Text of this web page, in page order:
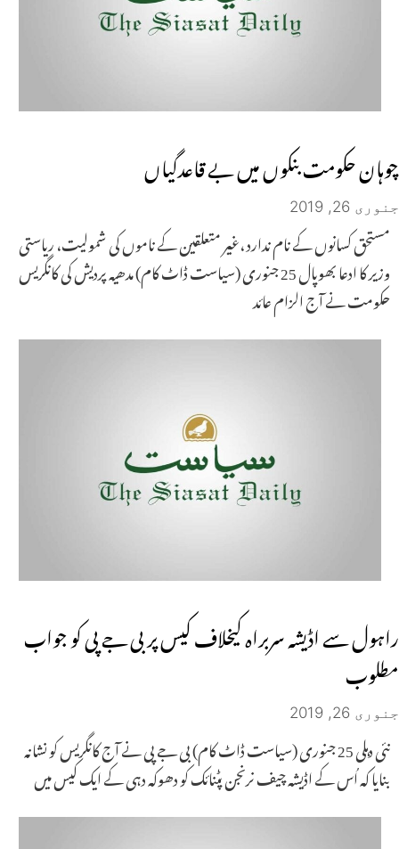
چوہان حکومت بنکوں میں بے قاعدگیاں
جنوری 26, 2019
مستحق کسانوں کے نام ندارد ،غیر متعلقین کے ناموں کی شمولیت، ریاستی
وزیر کا ادعا بھوپال 25 جنوری (سیاست ڈاٹ کام) مدھیہ پردیش کی کانگریس
حکومت نے آج الزام عائد
راہول سے اڈیشہ سربراہ کیخلاف کیس پر بی جے پی کو جواب
مطلوب
جنوری 26, 2019
نئی دہلی 25 جنوری (سیاست ڈاٹ کام) بی جے پی نے آج کانگریس کو نشانہ
بنایا کہ اُس کے اڈیشہ چیف نرنجن پٹنائک کو دھوکہ دہی کے ایک کیس میں